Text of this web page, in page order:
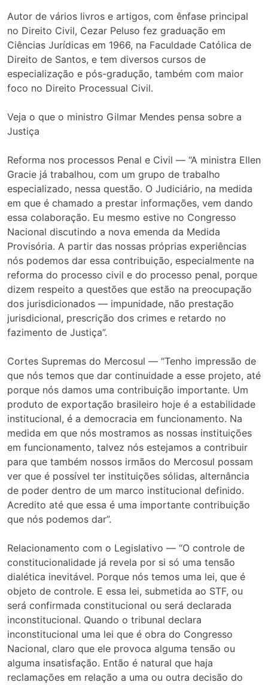
Autor de vários livros e artigos, com ênfase principal
no Direito Civil, Cezar Peluso fez graduação em
Ciências Jurídicas em 1966, na Faculdade Católica de
Direito de Santos, e tem diversos cursos de
especialização e pós-gradução, também com maior
foco no Direito Processual Civil.
Veja o que o ministro Gilmar Mendes pensa sobre a
Justiça
Reforma nos processos Penal e Civil — “A ministra Ellen
Gracie já trabalhou, com um grupo de trabalho
especializado, nessa questão. O Judiciário, na medida
em que é chamado a prestar informações, vem dando
essa colaboração. Eu mesmo estive no Congresso
Nacional discutindo a nova emenda da Medida
Provisória. A partir das nossas próprias experiências
nós podemos dar essa contribuição, especialmente na
reforma do processo civil e do processo penal, porque
dizem respeito a questões que estão na preocupação
dos jurisdicionados — impunidade, não prestação
jurisdicional, prescrição dos crimes e retardo no
fazimento de Justiça”.
Cortes Supremas do Mercosul — “Tenho impressão de
que nós temos que dar continuidade a esse projeto, até
porque nós damos uma contribuição importante. Um
produto de exportação brasileiro hoje é a estabilidade
institucional, é a democracia em funcionamento. Na
medida em que nós mostramos as nossas instituições
em funcionamento, talvez nós estejamos a contribuir
para que também nossos irmãos do Mercosul possam
ver que é possível ter instituições sólidas, alternância
de poder dentro de um marco institucional definido.
Acredito até que essa é uma importante contribuição
que nós podemos dar”.
Relacionamento com o Legislativo — “O controle de
constitucionalidade já revela por si só uma tensão
dialética inevitável. Porque nós temos uma lei, que é
objeto de controle. E essa lei, submetida ao STF, ou
será confirmada constitucional ou será declarada
inconstitucional. Quando o tribunal declara
inconstitucional uma lei que é obra do Congresso
Nacional, claro que ele provoca alguma tensão ou
alguma insatisfação. Então é natural que haja
reclamações em relação a uma ou outra decisão do